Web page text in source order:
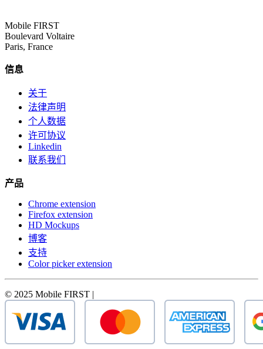
Mobile FIRST
Boulevard Voltaire
Paris, France
信息
关于
法律声明
个人数据
许可协议
Linkedin
联系我们
产品
Chrome extension
Firefox extension
HD Mockups
博客
支持
Color picker extension
© 2025 Mobile FIRST |